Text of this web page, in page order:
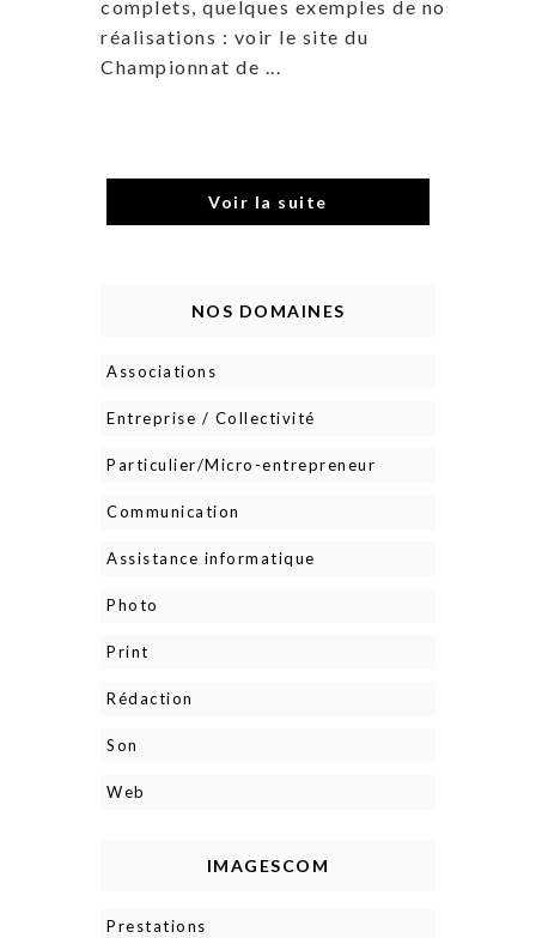
complets, quelques exemples de nos
réalisations : voir le site du
Championnat de ...
Voir la suite
NOS DOMAINES
Associations
Entreprise / Collectivité
Particulier/Micro-entrepreneur
Communication
Assistance informatique
Photo
Print
Rédaction
Son
Web
IMAGESCOM
Prestations